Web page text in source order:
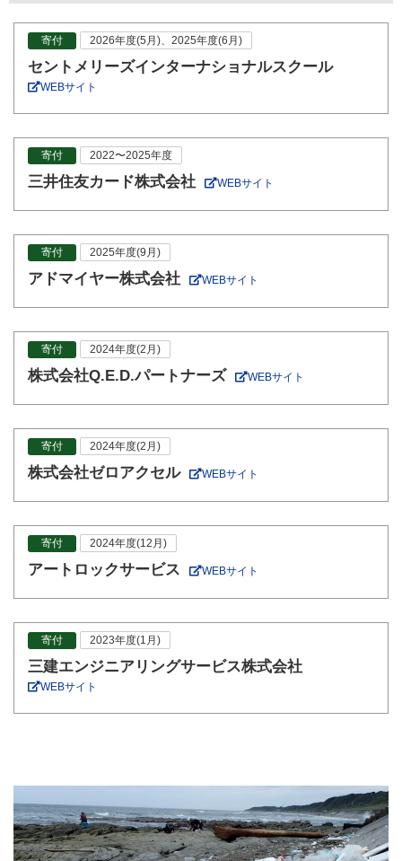
寄付 2026年度(5月)、2025年度(6月)
セントメリーズインターナショナルスクール
WEBサイト
寄付 2022〜2025年度
三井住友カード株式会社 WEBサイト
寄付 2025年度(9月)
アドマイヤー株式会社 WEBサイト
寄付 2024年度(2月)
株式会社Q.E.D.パートナーズ WEBサイト
寄付 2024年度(2月)
株式会社ゼロアクセル WEBサイト
寄付 2024年度(12月)
アートロックサービス WEBサイト
寄付 2023年度(1月)
三建エンジニアリングサービス株式会社
WEBサイト